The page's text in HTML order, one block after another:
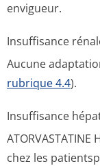
envigueur.
Insuffisance
Aucune
rubrique 4.4).
Insuffisance
chez les